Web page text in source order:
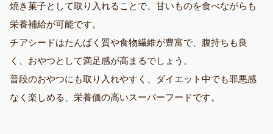
焼き菓子として取り入れることで、甘いものを食べながらも
栄養補給が可能です。
チアシードはたんぱく質や食物繊維が豊富で、腹持ちも良
く、おやつとして満足感が高まるでしょう。
普段のおやつにも取り入れやすく、ダイエット中でも罪悪感
なく楽しめる、栄養価の高いスーパーフードです。